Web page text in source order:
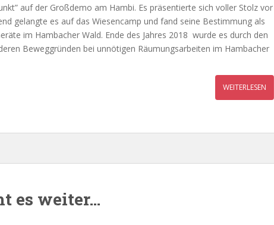
auf der Großdemo am Hambi. Es präsentierte sich voller Stolz vor
gelangte es auf das Wiesencamp und fand seine Bestimmung als
im Hambacher Wald. Ende des Jahres 2018 wurde es durch den
Beweggründen bei unnötigen Räumungsarbeiten im Hambacher
WEITERLESEN
es weiter…